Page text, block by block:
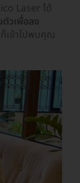
Laser ได้
วเพื่อลง
ก็เข้าไปพบคุณ